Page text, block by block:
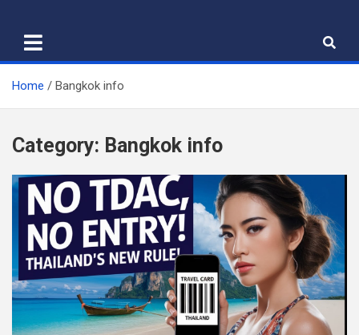
content
Home Bangkok info
Category: Bangkok info